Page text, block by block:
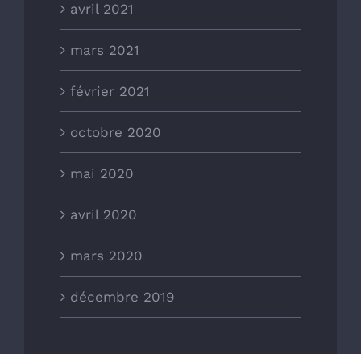
avril 2021
mars 2021
février 2021
octobre 2020
mai 2020
avril 2020
mars 2020
décembre 2019